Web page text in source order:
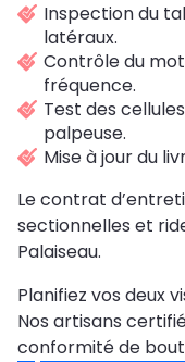
Inspection du
latéraux.
Contrôle du
fréquence.
Test des
palpeuse.
Mise à jour du
Le contrat
sectionnelles et
Palaiseau.
Planifiez vos deux
Nos artisans
conformité de